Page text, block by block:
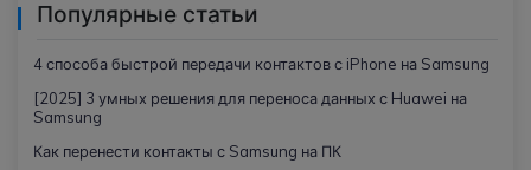
Популярные статьи
4 способа быстрой передачи контактов с iPhone на Samsung
[2025] 3 умных решения для переноса данных с Huawei на
Samsung
Как перенести контакты с Samsung на ПК